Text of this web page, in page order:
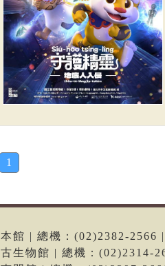
1
本館 | 總機：(02)2382-2566
古生物館 | 總機：(02)2314-